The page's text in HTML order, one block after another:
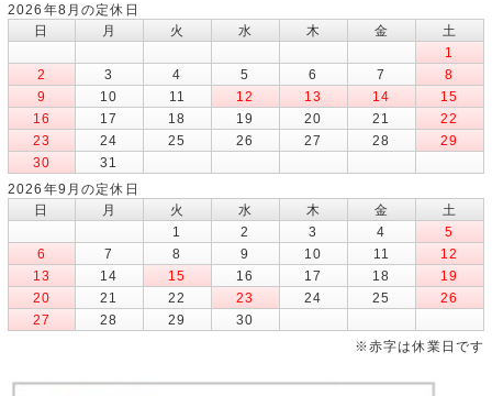
2026年8月の定休日
日
月 火 水 木 金
土
1
2
3 4 5 6 7
8
9
10 11 12 13 14
15
16
17 18 19 20 21
22
23
24 25 26 27 28
29
30
31
2026年9月の定休日
日
月 火 水 木 金
土
1
2 3 4
5
6
7 8 9 10 11
12
13
14 15 16 17 18
19
20
21 22 23 24 25
26
27
28 29
30
※赤字は休業日です